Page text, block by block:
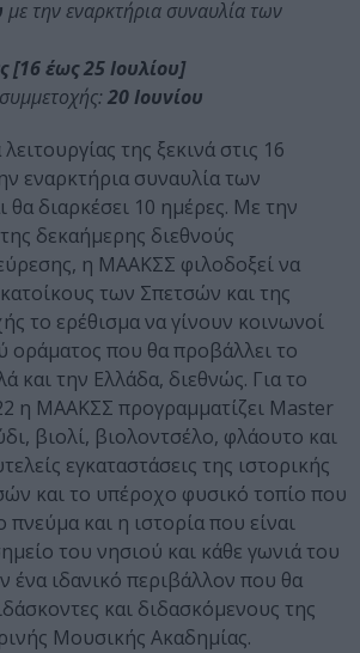
με την εναρκτήρια συναυλία των
[16 έως 25 Ιουλίου]
20 Ιουνίου
της ξεκινά στις 16
εναρκτήρια συναυλία των
θα διαρκέσει 10 ημέρες. Με την
δεκαήμερης διεθνούς
η ΜΑΑΚΣΣ φιλοδοξεί να
των Σπετσών και της
το ερέθισμα να γίνουν κοινωνοί
οράματος που θα προβάλλει το
και την Ελλάδα, διεθνώς. Για το
η ΜΑΑΚΣΣ προγραμματίζει Μaster
βιολί, βιολοντσέλο, φλάουτο και
εγκαταστάσεις της ιστορικής
και το υπέροχο φυσικό τοπίο που
πνεύμα και η ιστορία που είναι
του νησιού και κάθε γωνιά του
ένα ιδανικό περιβάλλον που θα
και διδασκόμενους της
Μουσικής Ακαδημίας.